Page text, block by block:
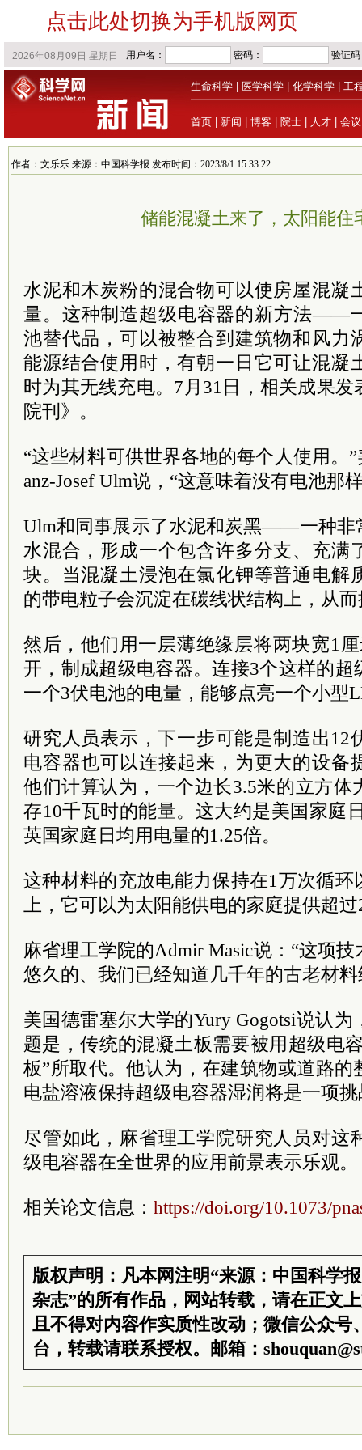
点击此处切换为手机版网页
生命科学 医学科学 化学科学 工
首页 新闻 博客 院士 人才 会议
作者：文乐乐 来源：中国科学报 发布时间：2023/8/1 15:33:22
储能混凝土来了，太阳能住
水泥和木炭粉的混合物可以使房屋混凝
量。这种制造超级电容器的新方法——
池替代品，可以被整合到建筑物和风力
能源结合使用时，有朝一日它可让混凝
时为其无线充电。 7月31日， 相关成果发
院刊》。
“这些材料可供世界各地的每个人使用。
anz-Josef Ulm说，“这意味着没有电池那
Ulm和同事展示了水泥和炭黑——一种非
水混合，形成一个包含许多分支、充满
块。当混凝土浸泡在氯化钾等普通电解
的带电粒子会沉淀在碳线状结构上，从
然后，他们用一层薄绝缘层将两块宽1
开，制成超级电容器。连接3个这样的
一个3伏电池的电量，能够点亮一个小型
研究人员表示，下一步可能是制造出12
电容器也可以连接起来，为更大的设备
他们计算认为，一个边长3.5米的立方体
存10千瓦时的能量。这大约是美国家庭
英国家庭日均用电量的1.25倍。
这种材料的充放电能力保持在1万次循
上，它可以为太阳能供电的家庭提供超
麻省理工学院的Admir Masic说：“这项
悠久的、我们已经知道几千年的古老材
美国德雷塞尔大学的Yury Gogotsi说认
题是，传统的混凝土板需要被用超级电
板”所取代。他认为，在建筑物或道路
电盐溶液保持超级电容器湿润将是一项
尽管如此，麻省理工学院研究人员对这
级电容器在全世界的应用前景表示乐观。
相关论文信息： https://doi.org/10.1073/
版权声明：凡本网注明“来源：中国科学
杂志”的所有作品，网站转载，请在正文
且不得对内容作实质性改动；微信公众号
台，转载请联系授权。邮箱：